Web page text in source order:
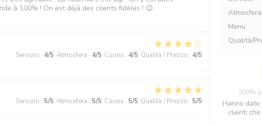
à 100% ! On est déjà des clients fidèles ! 😉
Servizio : 4/5 Atmosfera : 4/5 Cucina : 4/5 Qualità / Prezzo : 4/5
Servizio : 5/5 Atmosfera : 5/5 Cucina : 5/5 Qualità / Prezzo : 5/5
Atmosfera
Menu
Qualità/
100%
Hanno
clienti